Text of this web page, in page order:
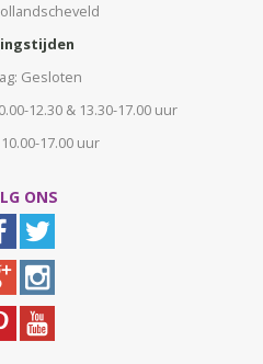
Gesloten
12.30 & 13.30-17.00 uur
17.00 uur
ONS